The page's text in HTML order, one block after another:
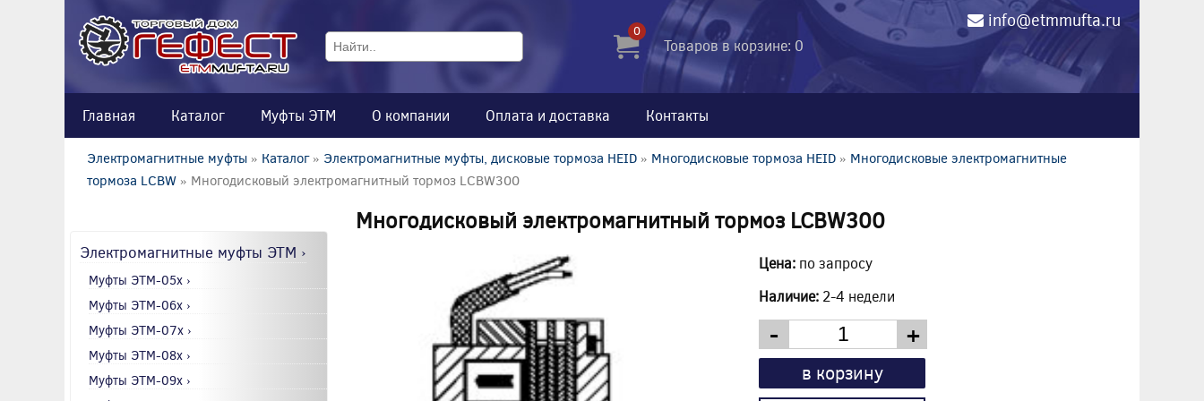
info@etmmufta.ru
0
Товаров в корзине: 0
Главная Каталог Муфты ЭТМ О компании Оплата и доставка Контакты
Электромагнитные муфты » Каталог» Электромагнитные муфты, дисковые тормоза HEID » Многодисковые тормоза HEID » Многодисковые электромагнитные
тормоза LCBW » Многодисковый электромагнитный тормоз LCBW300
Электромагнитные муфты ЭТМ ›
Муфты ЭТМ-05x ›
Муфты ЭТМ-06x ›
Муфты ЭТМ-07x ›
Муфты ЭТМ-08x ›
Муфты ЭТМ-09x ›
Многодисковый электромагнитный тормоз LCBW300
Цена: по запросу
Наличие: 2-4 недели
- +
в корзину